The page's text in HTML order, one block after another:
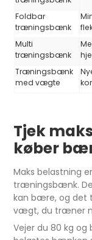
Foldbar
træningsbænk
Multi
træningsbænk
Træningsbænk
med vægte
Tjek
køber
Maks belastning
træningsbænk.
kan bære, og det
vægt, du træner
Vejer du 80 kg